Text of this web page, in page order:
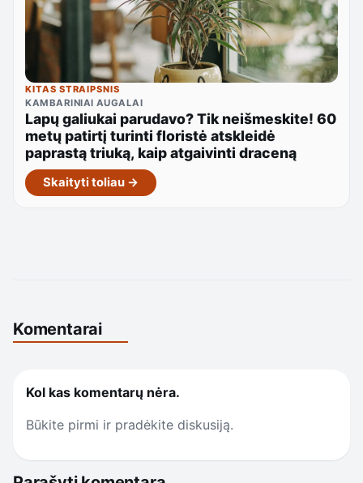
KITAS STRAIPSNIS
KAMBARINIAI AUGALAI
Lapų galiukai parudavo? Tik neišmeskite! 60
metų patirtį turinti floristė atskleidė
paprastą triuką, kaip atgaivinti draceną
Skaityti toliau →
Komentarai
Kol kas komentarų nėra.
Būkite pirmi ir pradėkite diskusiją.